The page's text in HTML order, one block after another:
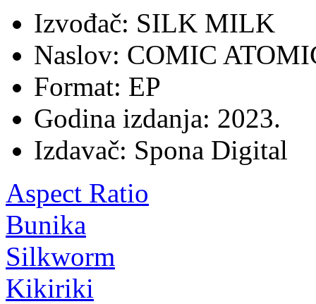
Izvođač: SILK MILK
Naslov: COMIC
Format: EP
Godina izdanja: 2023.
Izdavač: Spona Digital
Aspect Ratio
Bunika
Silkworm
Kikiriki